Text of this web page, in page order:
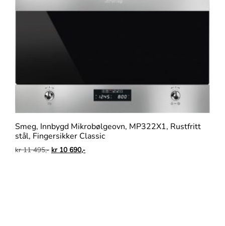
Smeg, Innbygd Mikrobølgeovn, MP322X1, Rustfritt
stål, Fingersikker Classic
kr11 495,- kr10 690,-